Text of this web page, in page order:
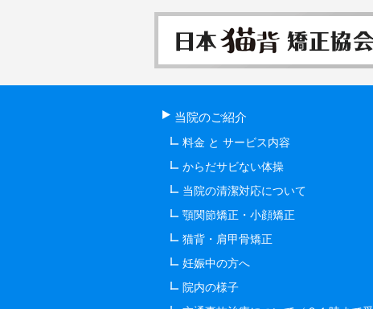
当院のご紹介
料金 と サービス内容
からだサビない体操
当院の清潔対応について
顎関節矯正・小顔矯正
猫背・肩甲骨矯正
妊娠中の方へ
院内の様子